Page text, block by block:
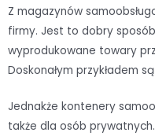
Z magazynów
firmy. Jest to dobry
wyprodukowane towary
Doskonałym przykładem
Jednakże kontenery
także dla osób